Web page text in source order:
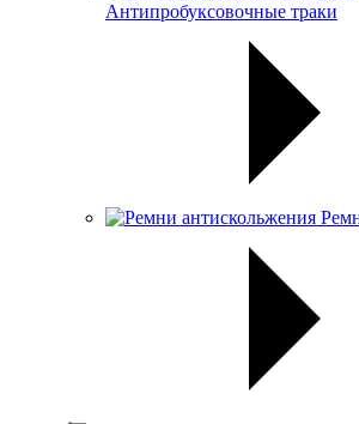
Антипробуксовочные траки